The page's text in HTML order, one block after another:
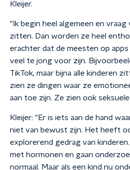
Kleijer.
"Ik begin heel algemeen en vraag
zitten. Dan worden ze heel
erachter dat de meesten op
veel te jong voor zijn.
TikTok, maar bijna alle kinderen
zien ze dingen waar ze
aan toe zijn. Ze zien ook
Kleijer: "Er is iets aan de hand
niet van bewust zijn. Het heeft
explorerend gedrag van
met hormonen en gaan
normaal. Maar als een kind nu